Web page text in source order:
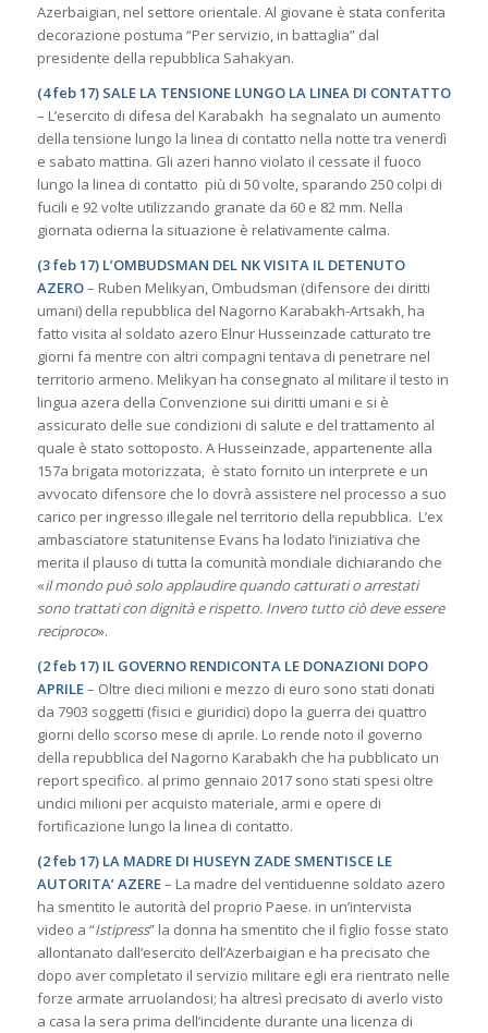
Azerbaigian, nel settore orientale. Al giovane è stata conferita
decorazione postuma “Per servizio, in battaglia” dal
presidente della repubblica Sahakyan.
(4 feb 17) SALE LA TENSIONE LUNGO LA LINEA DI CONTATTO
– L’esercito di difesa del Karabakh ha segnalato un aumento
della tensione lungo la linea di contatto nella notte tra venerdì
e sabato mattina. Gli azeri hanno violato il cessate il fuoco
lungo la linea di contatto più di 50 volte, sparando 250 colpi di
fucili e 92 volte utilizzando granate da 60 e 82 mm. Nella
giornata odierna la situazione è relativamente calma.
(3 feb 17) L’OMBUDSMAN DEL NK VISITA IL DETENUTO
AZERO– Ruben Melikyan, Ombudsman (difensore dei diritti
umani) della repubblica del Nagorno Karabakh-Artsakh, ha
fatto visita al soldato azero Elnur Husseinzade catturato tre
giorni fa mentre con altri compagni tentava di penetrare nel
territorio armeno. Melikyan ha consegnato al militare il testo in
lingua azera della Convenzione sui diritti umani e si è
assicurato delle sue condizioni di salute e del trattamento al
quale è stato sottoposto. A Husseinzade, appartenente alla
157a brigata motorizzata, è stato fornito un interprete e un
avvocato difensore che lo dovrà assistere nel processo a suo
carico per ingresso illegale nel territorio della repubblica. L’ex
ambasciatore statunitense Evans ha lodato l’iniziativa che
merita il plauso di tutta la comunità mondiale dichiarando che
«il mondo può solo applaudire quando catturati o arrestati
sono trattati con dignità e rispetto. Invero tutto ciò deve essere
reciproco».
(2 feb 17) IL GOVERNO RENDICONTA LE DONAZIONI DOPO
APRILE– Oltre dieci milioni e mezzo di euro sono stati donati
da 7903 soggetti (fisici e giuridici) dopo la guerra dei quattro
giorni dello scorso mese di aprile. Lo rende noto il governo
della repubblica del Nagorno Karabakh che ha pubblicato un
report specifico. al primo gennaio 2017 sono stati spesi oltre
undici milioni per acquisto materiale, armi e opere di
fortificazione lungo la linea di contatto.
(2 feb 17) LA MADRE DI HUSEYN ZADE SMENTISCE LE
AUTORITA’ AZERE– La madre del ventiduenne soldato azero
ha smentito le autorità del proprio Paese. in un’intervista
video a “Istipress” la donna ha smentito che il figlio fosse stato
allontanato dall’esercito dell’Azerbaigian e ha precisato che
dopo aver completato il servizio militare egli era rientrato nelle
forze armate arruolandosi; ha altresì precisato di averlo visto
a casa la sera prima dell’incidente durante una licenza di